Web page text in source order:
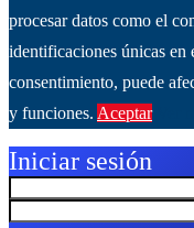
procesar datos como el
identificaciones únicas en
consentimiento, puede
y funciones. Aceptar
Iniciar sesión